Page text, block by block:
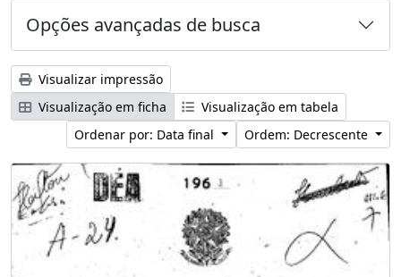
Opções avançadas de busca
Visualizar impressão
Visualização em ficha
Visualização em tabela
Ordenar por: Data final
Ordem: Decrescente